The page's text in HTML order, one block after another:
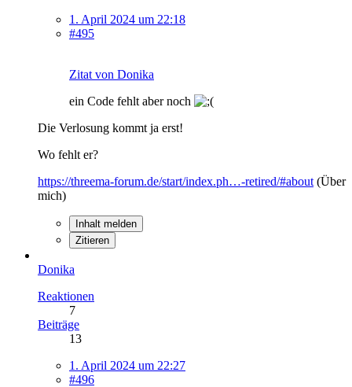
1. April 2024 um 22:18
#495
Zitat von Donika
ein Code fehlt aber noch
Die Verlosung kommt ja erst!
Wo fehlt er?
https://threema-forum.de/start/index.ph…-retired/#about (Über
mich)
Inhalt melden
Zitieren
Donika
Reaktionen
7
Beiträge
13
1. April 2024 um 22:27
#496